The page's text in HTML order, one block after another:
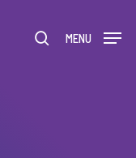
rechercher
MENU